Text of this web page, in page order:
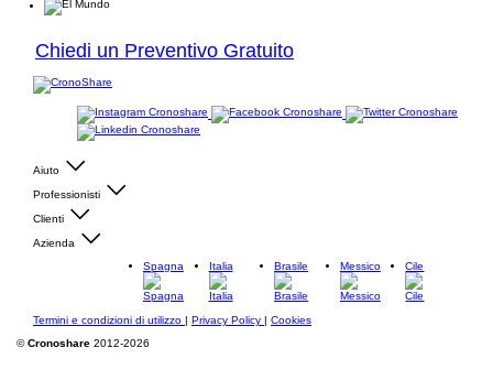
Chiedi un Preventivo Gratuito
Aiuto
Professionisti
Clienti
Azienda
Spagna
Italia Brasile Messico Cile
Termini e condizioni di utilizzo | Privacy Policy | Cookies
©Cronoshare 2012-2026